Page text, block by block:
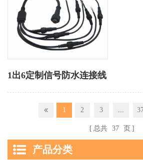
1出6定制信号防水连接线
1 2 3 ...
总共 37 页
产品分类